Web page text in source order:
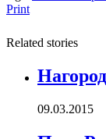
Print
Related stories
09.03.2015